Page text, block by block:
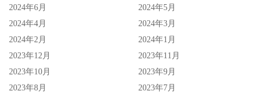
2024年6月
2024年5月
2024年4月
2024年3月
2024年2月
2024年1月
2023年12月
2023年11月
2023年10月
2023年9月
2023年8月
2023年7月